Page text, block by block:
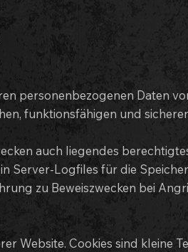
personenbezogenen Daten
funktionsfähigen und
auch liegendes
Server-Logfiles für die
zu Beweiszwecken bei
Website. Cookies sind